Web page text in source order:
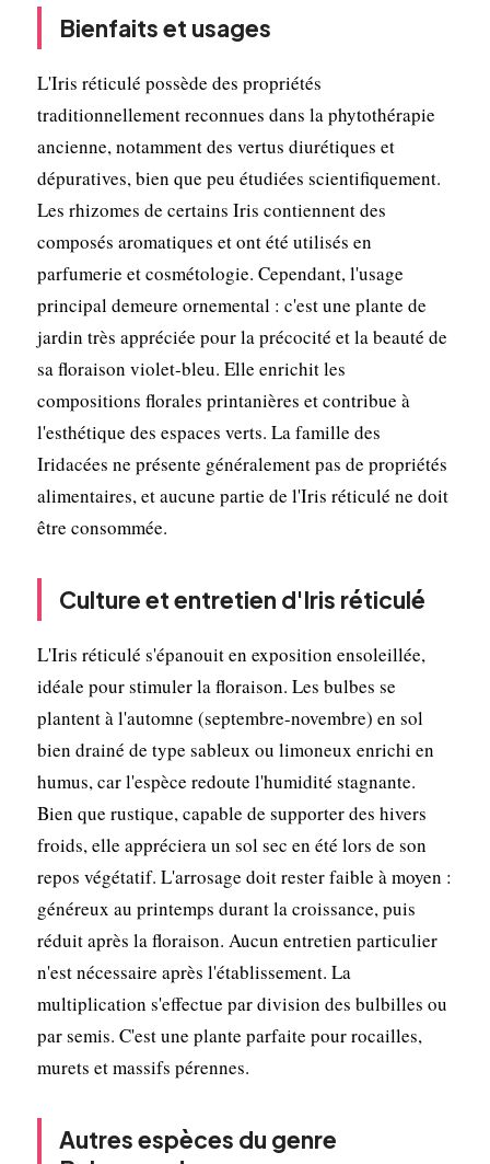
Bienfaits et usages
L'Iris réticulé possède des propriétés
traditionnellement reconnues dans la phytothérapie
ancienne, notamment des vertus diurétiques et
dépuratives, bien que peu étudiées scientifiquement.
Les rhizomes de certains Iris contiennent des
composés aromatiques et ont été utilisés en
parfumerie et cosmétologie. Cependant, l'usage
principal demeure ornemental : c'est une plante de
jardin très appréciée pour la précocité et la beauté de
sa floraison violet-bleu. Elle enrichit les
compositions florales printanières et contribue à
l'esthétique des espaces verts. La famille des
Iridacées ne présente généralement pas de propriétés
alimentaires, et aucune partie de l'Iris réticulé ne doit
être consommée.
Culture et entretien d'Iris réticulé
L'Iris réticulé s'épanouit en exposition ensoleillée,
idéale pour stimuler la floraison. Les bulbes se
plantent à l'automne (septembre-novembre) en sol
bien drainé de type sableux ou limoneux enrichi en
humus, car l'espèce redoute l'humidité stagnante.
Bien que rustique, capable de supporter des hivers
froids, elle appréciera un sol sec en été lors de son
repos végétatif. L'arrosage doit rester faible à moyen :
généreux au printemps durant la croissance, puis
réduit après la floraison. Aucun entretien particulier
n'est nécessaire après l'établissement. La
multiplication s'effectue par division des bulbilles ou
par semis. C'est une plante parfaite pour rocailles,
murets et massifs pérennes.
Autres espèces du genre